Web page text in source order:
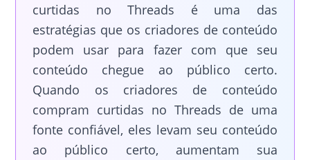
curtidas no Threads é uma das
estratégias que os criadores de conteúdo
podem usar para fazer com que seu
conteúdo chegue ao público certo.
Quando os criadores de conteúdo
compram curtidas no Threads de uma
fonte confiável, eles levam seu conteúdo
ao público certo, aumentam sua